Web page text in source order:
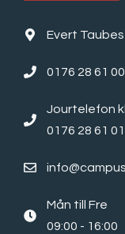
Evert
0176 28 61 00
Jourtelefon
0176 28 61 01
Mån till Fre
09:00 - 16:00